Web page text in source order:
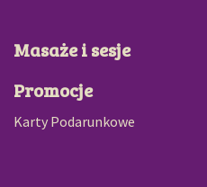
Masaże i sesje
Promocje
Karty Podarunkowe